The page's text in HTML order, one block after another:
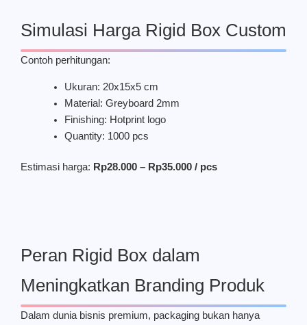
Simulasi Harga Rigid Box Custom
Contoh perhitungan:
Ukuran: 20x15x5 cm
Material: Greyboard 2mm
Finishing: Hotprint logo
Quantity: 1000 pcs
Estimasi harga: Rp28.000 – Rp35.000 / pcs
Peran Rigid Box dalam
Meningkatkan Branding Produk
Dalam dunia bisnis premium, packaging bukan hanya